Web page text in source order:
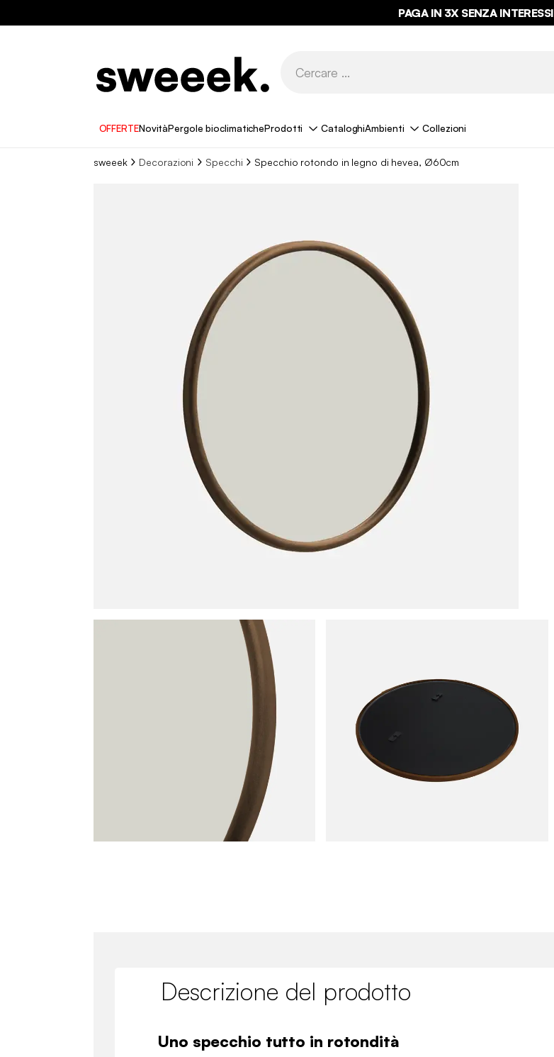
PAGA IN 3X SENZA INTERESSI
OFFERTENovitàPergole bioclimaticheProdotti CataloghiAmbienti Collezioni
sweeek Decorazioni Specchi Specchio rotondo in legno di hevea, Ø60cm
Descrizione del prodotto
Uno specchio tutto in rotondità